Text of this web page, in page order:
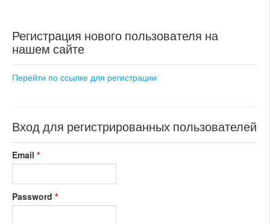
номер объекта:20760
Регистрация нового пользователя на
нашем сайте
Перейти по ссылке для регистрации
Вход для регистрированных пользователей
Email *
Password *